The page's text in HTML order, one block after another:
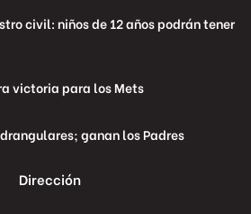
civil: niños de 12 años podrán tener
victoria para los Mets
ganan los Padres
Dirección